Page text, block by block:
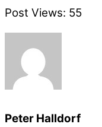
Post Views: 55
Peter Halldorf